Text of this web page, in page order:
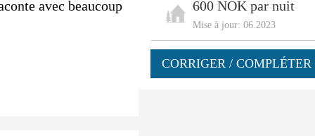
avec beaucoup
600 NOK par nuit
Mise à jour: 06.2023
CORRIGER /